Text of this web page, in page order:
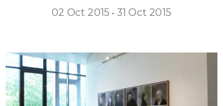
02 Oct 2015 - 31 Oct 2015